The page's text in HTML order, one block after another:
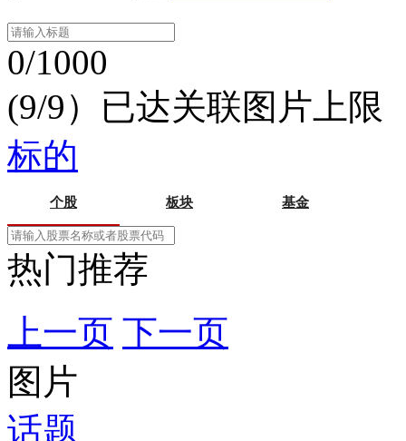
0/1000
(9/9）已达关联图片上限
标的
个股 板块 基金
热门推荐
上一页 下一页
图片
话题